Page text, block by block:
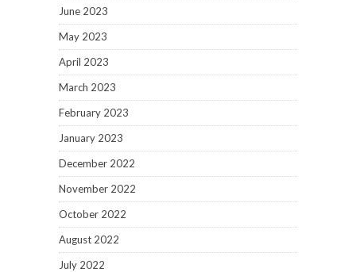
June 2023
May 2023
April 2023
March 2023
February 2023
January 2023
December 2022
November 2022
October 2022
August 2022
July 2022